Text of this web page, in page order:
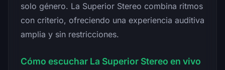
solo género. La Superior Stereo combina ritmos
con criterio, ofreciendo una experiencia auditiva
amplia y sin restricciones.
Cómo escuchar La Superior Stereo en vivo